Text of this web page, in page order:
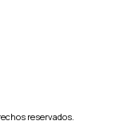
reservados.